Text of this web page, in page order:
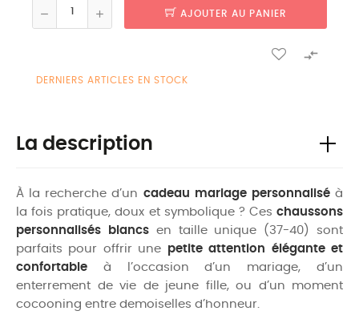
AJOUTER AU PANIER

DERNIERS ARTICLES EN STOCK
La description
À la recherche d’un cadeau mariage personnaliséà
la fois pratique, doux et symbolique ? Ces chaussons
personnalisés blancsen taille unique (37-40) sont
parfaits pour offrir une petite attention élégante et
confortable à l’occasion d’un mariage, d’un
enterrement de vie de jeune fille, ou d’un moment
cocooning entre demoiselles d’honneur.